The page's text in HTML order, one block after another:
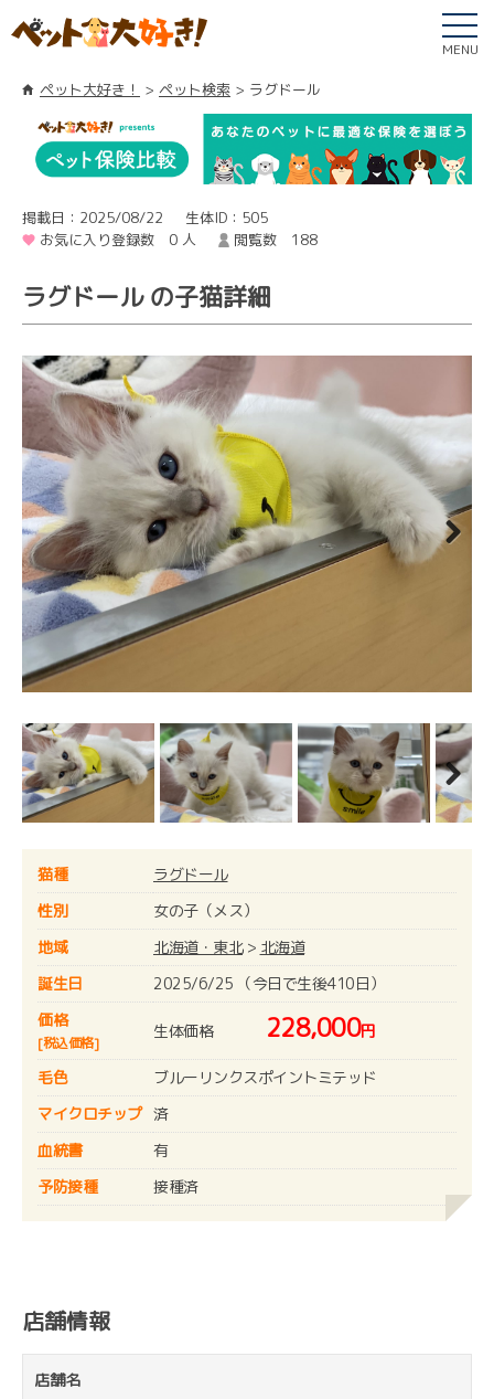
MENU
ペット大好き！ ペット検索 ラグドール
掲載日：2025/08/22
生体ID：505
お気に入り登録数 0 人
閲覧数 188
ラグドール の子猫詳細
Next
Next
猫種
ラグドール
性別
女の子（メス）
地域
北海道・東北> 北海道
誕生日
2025/6/25 （今日で生後410日）
価格
[税込価格]
生体価格 228,000円
毛色
ブルーリンクスポイントミテッド
マイクロチップ 済
血統書
有
予防接種
接種済
店舗情報
店舗名